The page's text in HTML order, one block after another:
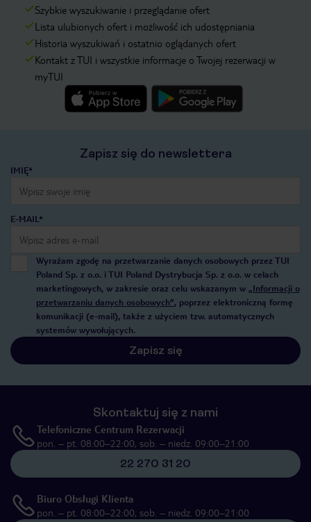
Szybkie wyszukiwanie i przeglądanie ofert
Lista ulubionych ofert i możliwość ich udostępniania
Historia wyszukiwań i ostatnio oglądanych ofert
Kontakt z TUI i wszystkie informacje o Twojej rezerwacji w
myTUI
Zapisz się do newslettera
IMIĘ*
E-MAIL*
Wyrażam zgodę na przetwarzanie danych osobowych przez TUI
Poland Sp. z o.o. i TUI Poland Dystrybucja Sp. z o.o. w celach
marketingowych, w zakresie oraz celu wskazanym w „Informacji o
przetwarzaniu danych osobowych”, poprzez elektroniczną formę
komunikacji (e-mail), także z użyciem tzw. automatycznych
systemów wywołujących.
Zapisz się
Skontaktuj się z nami
Telefoniczne Centrum Rezerwacji
pon. – pt. 08:00–22:00, sob. – niedz. 09:00–21:00
22 270 31 20
Biuro Obsługi Klienta
pon. – pt. 08:00–22:00, sob. – niedz. 09:00–21:00